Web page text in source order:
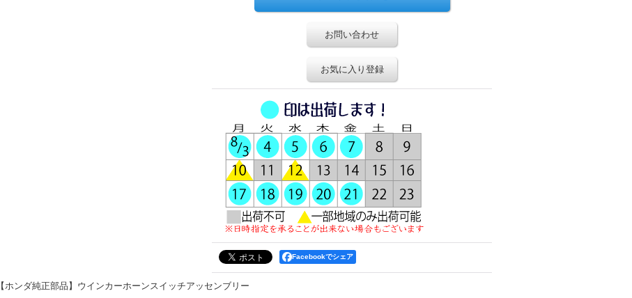
お問い合わせ
お気に入り登録
Facebookでシェア
【ホンダ純正部品】ウインカーホーンスイッチアッセンブリー